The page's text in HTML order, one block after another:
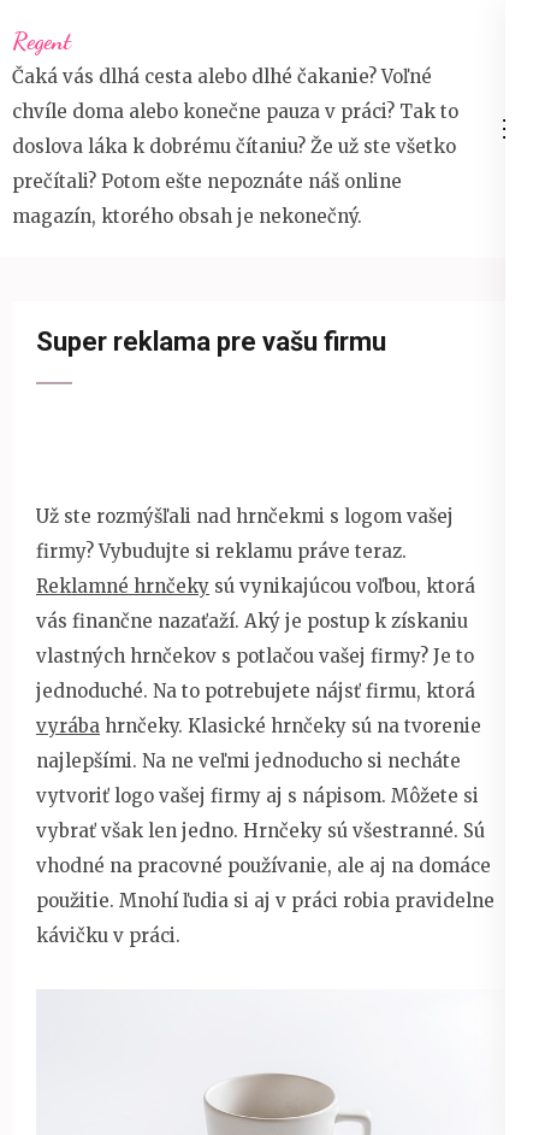
na
obsah
(stiskněte
Enter)
Regent
Čaká vás dlhá cesta alebo dlhé čakanie? Voľné
chvíle doma alebo konečne pauza v práci? Tak to
doslova láka k dobrému čítaniu? Že už ste všetko
prečítali? Potom ešte nepoznáte náš online
magazín, ktorého obsah je nekonečný.
Super reklama pre vašu firmu
Už ste rozmýšľali nad hrnčekmi s logom vašej
firmy? Vybudujte si reklamu práve teraz.
Reklamné hrnčeky sú vynikajúcou voľbou, ktorá
vás finančne nazaťaží. Aký je postup k získaniu
vlastných hrnčekov s potlačou vašej firmy? Je to
jednoduché. Na to potrebujete nájsť firmu, ktorá
vyrába hrnčeky. Klasické hrnčeky sú na tvorenie
najlepšími. Na ne veľmi jednoducho si necháte
vytvoriť logo vašej firmy aj s nápisom. Môžete si
vybrať však len jedno. Hrnčeky sú všestranné. Sú
vhodné na pracovné používanie, ale aj na domáce
použitie. Mnohí ľudia si aj v práci robia pravidelne
kávičku v práci.